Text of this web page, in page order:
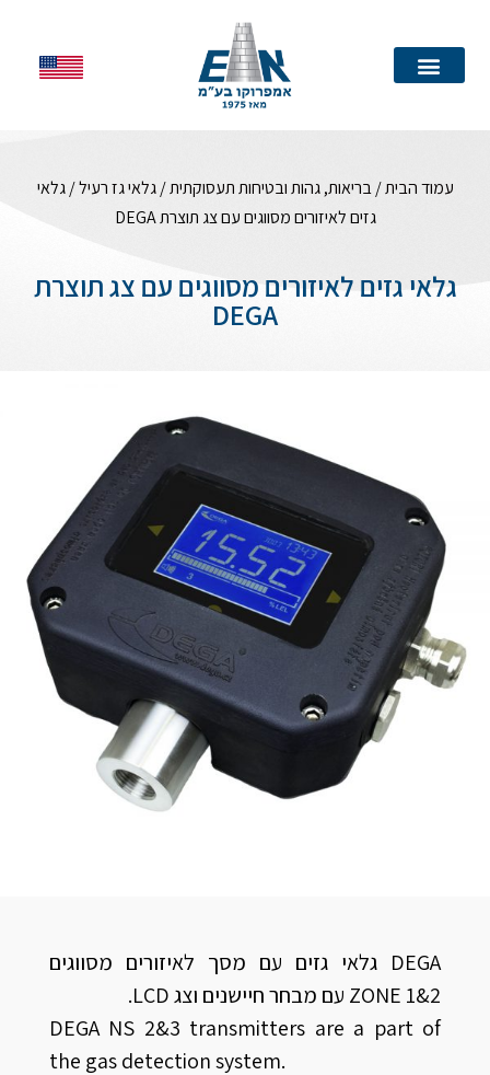
עמוד הבית/בריאות, גהות ובטיחות תעסוקתית/גלאי גז רעיל/ גלאי
גזים לאיזורים מסווגים עם צג תוצרת DEGA
גלאי גזים לאיזורים מסווגים עם צג תוצרת
DEGA
DEGA גלאי גזים עם מסך לאיזורים מסווגים
ZONE 1&2 עם מבחר חיישנים וצג LCD.
DEGA NS 2&3 transmitters are a part of
the gas detection system.